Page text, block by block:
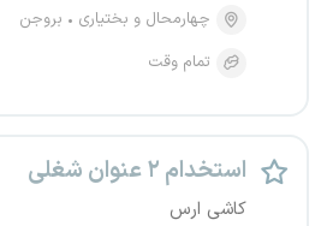
چهارمحال و بختیاری
بروجن
تمام وقت
استخدام ۲ عنوان شغلی
کاشی ارس